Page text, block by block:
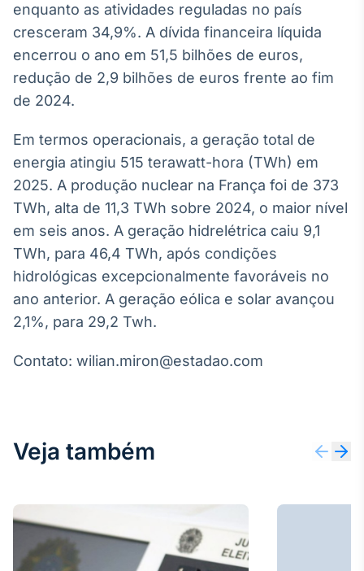
de investimento
no Brasil
IA
Em breve
Gestão de
Crédito
Em breve
enquanto as atividades reguladas no país
cresceram 34,9%. A dívida financeira líquida
encerrou o ano em 51,5 bilhões de euros,
redução de 2,9 bilhões de euros frente ao fim
de 2024.
Em termos operacionais, a geração total de
energia atingiu 515 terawatt-hora (TWh) em
2025. A produção nuclear na França foi de 373
TWh, alta de 11,3 TWh sobre 2024, o maior nível
em seis anos. A geração hidrelétrica caiu 9,1
TWh, para 46,4 TWh, após condições
hidrológicas excepcionalmente favoráveis no
ano anterior. A geração eólica e solar avançou
2,1%, para 29,2 Twh.
Contato: wilian.miron@estadao.com
Veja também